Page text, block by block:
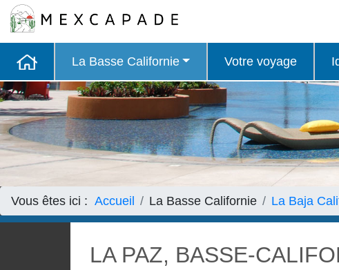
La Basse Californie Votre voyage
Vous êtes ici : Accueil La Basse Californie La Baja
LA PAZ, BASSE-